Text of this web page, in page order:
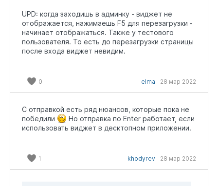
UPD: когда заходишь в админку - виджет не
отображается, нажимаешь F5 для перезагрузки -
начинает отображаться. Также у тестового
пользователя. То есть до перезагрузки страницы
после входа виджет невидим.
0 elma 28 мар 2022
С отправкой есть ряд нюансов, которые пока не
победили
Но отправка по Enter работает, если
использовать виджет в десктопном приложении.
1 khodyrev 28 мар 2022